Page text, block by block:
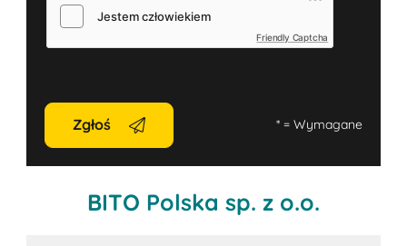
Friendly Captcha
Zgłoś *= Wymagane
BITO Polska sp. z o.o.